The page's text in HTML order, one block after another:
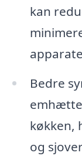
kan
Bedre
køkken,
og